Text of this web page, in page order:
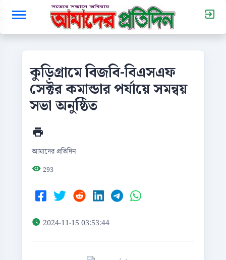
কুড়িগ্রামে বিজবি-বিএসএফ
সেক্টর কমান্ডার পর্যায়ে সমন্বয়
সভা অনুষ্ঠিত
আমাদের প্রতিদিন
293
2024-11-15 03:53:44